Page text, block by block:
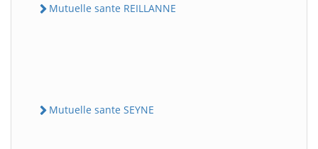
Mutuelle sante REILLANNE
Mutuelle sante SEYNE